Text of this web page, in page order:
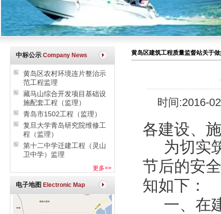
中标公示 Company News
黄岛区农村环境连片整治示
范工程监理
藏马山综合开发项目基础设
施配套工程（监理）
青岛市1502工程（监理）
复旦大学青岛研究院维修工
程（监理）
第十二中学迁建工程（灵山
卫中学）监理
更多>>
电子地图 Electronic Map
黄岛区建筑工程质量监督站关于
时间:2016-
各建设、
为切实
节后的安
知如下：
一、在